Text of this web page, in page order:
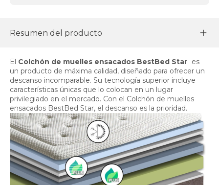
Resumen del producto
El Colchón de muelles ensacados BestBed Star es
un producto de máxima calidad, diseñado para ofrecer un
descanso incomparable. Su tecnología superior incluye
características únicas que lo colocan en un lugar
privilegiado en el mercado. Con el Colchón de muelles
ensacados BestBed Star, el descanso es la prioridad.